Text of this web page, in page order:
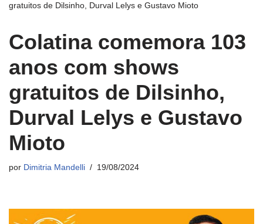
gratuitos de Dilsinho, Durval Lelys e Gustavo Mioto
Colatina comemora 103
anos com shows
gratuitos de Dilsinho,
Durval Lelys e Gustavo
Mioto
por Dimitria Mandelli 19/08/2024